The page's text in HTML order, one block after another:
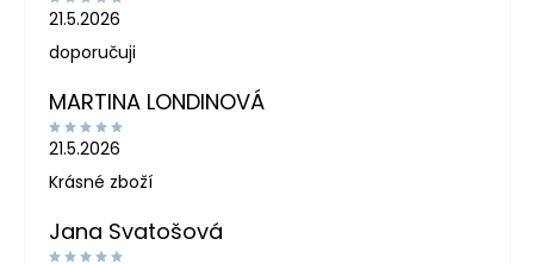
21.5.2026
doporučuji
MARTINA LONDINOVÁ
21.5.2026
Krásné zboží
Jana Svatošová